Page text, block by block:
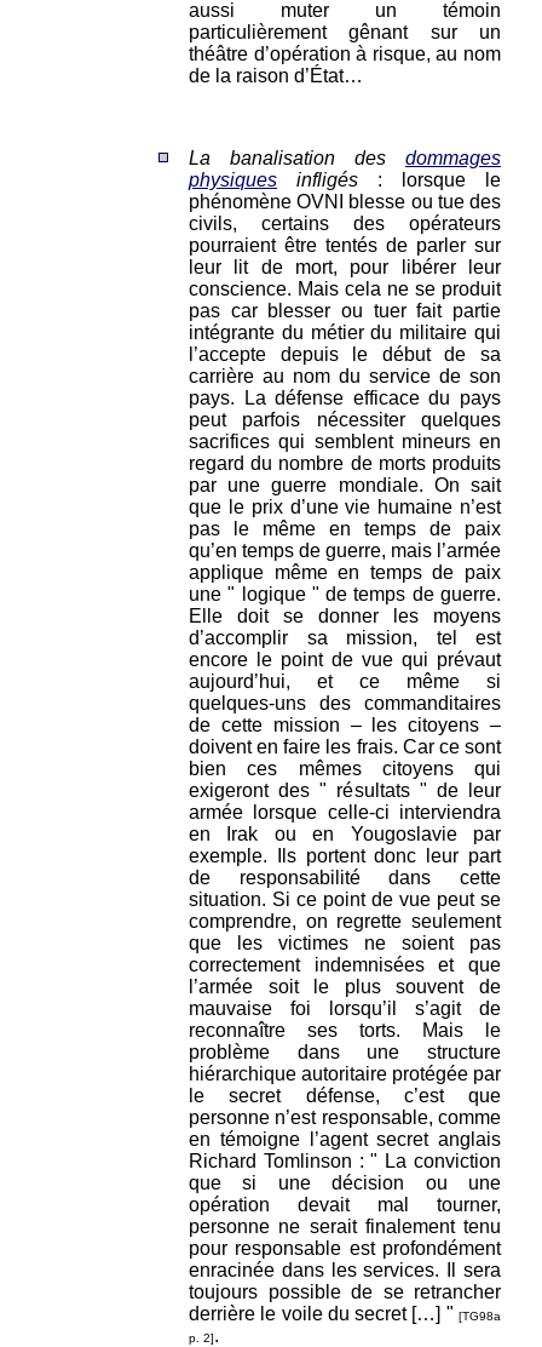
aussi muter un témoin
particulièrement gênant sur un
théâtre d’opération à risque, au nom
de la raison d’État…
La banalisation des dommages
physiques infligés : lorsque le
phénomène OVNI blesse ou tue des
civils, certains des opérateurs
pourraient être tentés de parler sur
leur lit de mort, pour libérer leur
conscience. Mais cela ne se produit
pas car blesser ou tuer fait partie
intégrante du métier du militaire qui
l’accepte depuis le début de sa
carrière au nom du service de son
pays. La défense efficace du pays
peut parfois nécessiter quelques
sacrifices qui semblent mineurs en
regard du nombre de morts produits
par une guerre mondiale. On sait
que le prix d’une vie humaine n’est
pas le même en temps de paix
qu’en temps de guerre, mais l’armée
applique même en temps de paix
une " logique " de temps de guerre.
Elle doit se donner les moyens
d’accomplir sa mission, tel est
encore le point de vue qui prévaut
aujourd’hui, et ce même si
quelques-uns des commanditaires
de cette mission – les citoyens –
doivent en faire les frais. Car ce sont
bien ces mêmes citoyens qui
exigeront des " résultats " de leur
armée lorsque celle-ci interviendra
en Irak ou en Yougoslavie par
exemple. Ils portent donc leur part
de responsabilité dans cette
situation. Si ce point de vue peut se
comprendre, on regrette seulement
que les victimes ne soient pas
correctement indemnisées et que
l’armée soit le plus souvent de
mauvaise foi lorsqu’il s’agit de
reconnaître ses torts. Mais le
problème dans une structure
hiérarchique autoritaire protégée par
le secret défense, c’est que
personne n’est responsable, comme
en témoigne l’agent secret anglais
Richard Tomlinson : " La conviction
que si une décision ou une
opération devait mal tourner,
personne ne serait finalement tenu
pour responsable est profondément
enracinée dans les services. Il sera
toujours possible de se retrancher
derrière le voile du secret […] " [TG98a
p. 2].